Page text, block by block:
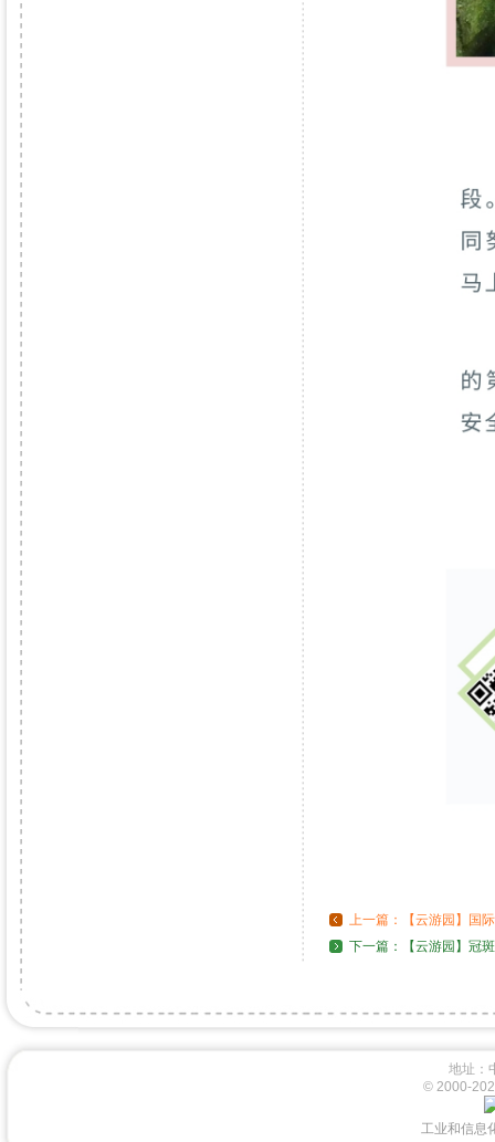
上一篇：
【云游园】国
下一篇：
【云游园】冠
地址
© 2000-
工业和信息